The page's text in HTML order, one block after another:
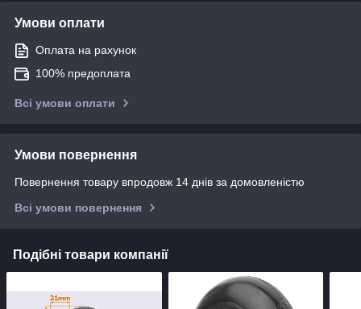
Умови оплати
Оплата на рахунок
100% предоплата
Всі умови оплати
Умови повернення
Повернення товару впродовж 14 днів за домовленістю
Всі умови повернення
Подібні товари компанії